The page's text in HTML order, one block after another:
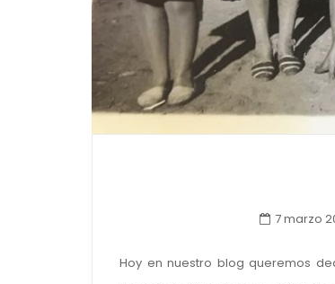
7 marzo
Hoy en nuestro blog queremos